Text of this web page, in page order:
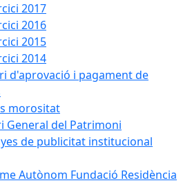
2017
2016
2015
2014
d'aprovació i pagament de
morositat
General del Patrimoni
de publicitat institucional
Autònom Fundació Residència